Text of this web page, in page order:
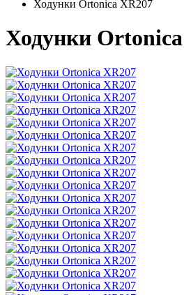
Ходунки Ortonica XR207
Ходунки